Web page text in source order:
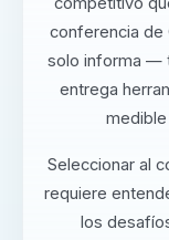
conferencia de
solo informa —
entrega
Seleccionar al
requiere
los